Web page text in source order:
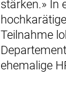
stärken.» In
Teilnahme
ehemalige